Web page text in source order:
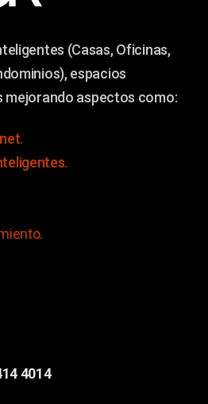
(Casas, Oficinas,
espacios
mejorando aspectos como:
4014